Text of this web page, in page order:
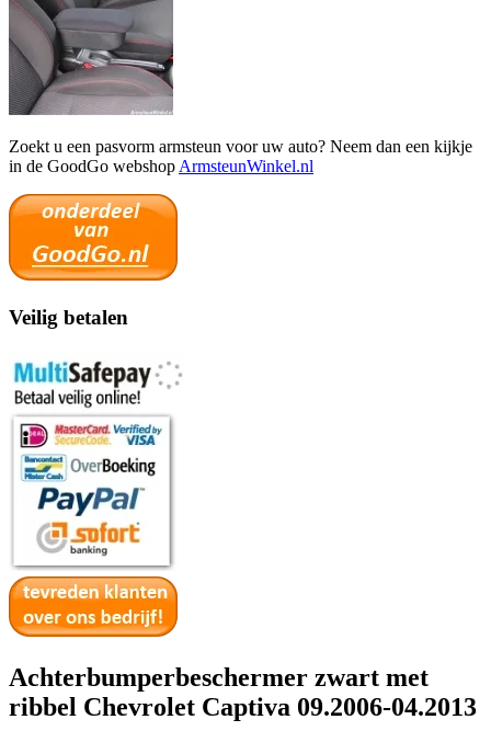
Zoekt u een pasvorm armsteun voor uw auto? Neem dan een kijkje
in de GoodGo webshop ArmsteunWinkel.nl
Veilig betalen
Achterbumperbeschermer zwart met
ribbel Chevrolet Captiva 09.2006-04.2013